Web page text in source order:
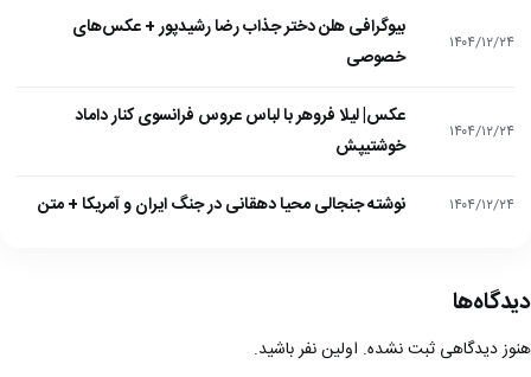
۱۴۰۴/۱۲/۲۴
بیوگرافی هلن دختر جذاب رضا رشیدپور + عکس‌های
خصوصی
۱۴۰۴/۱۲/۲۴
عکس| لیلا فروهر با لباس عروس فرانسوی کنار داماد
خوشتیپش
۱۴۰۴/۱۲/۲۴ نوشته جنجالی محیا دهقانی در جنگ ایران و آمریکا + متن
دیدگاه‌ها
هنوز دیدگاهی ثبت نشده. اولین نفر باشید.